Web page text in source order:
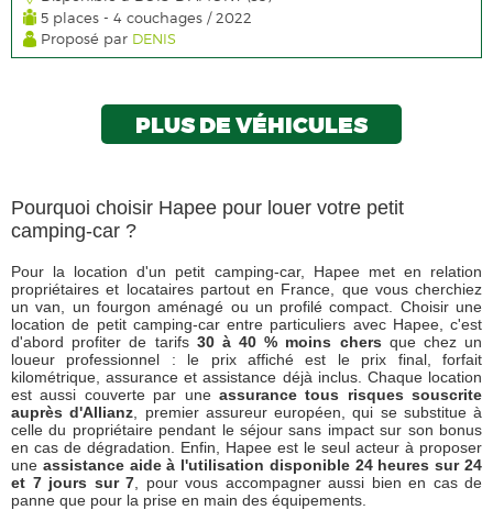
5 places - 4 couchages / 2022
Proposé par DENIS
PLUS DE VÉHICULES
Pourquoi choisir Hapee pour louer votre petit
camping-car ?
Pour la location d'un petit camping-car, Hapee met en relation
propriétaires et locataires partout en France, que vous cherchiez
un van, un fourgon aménagé ou un profilé compact. Choisir une
location de petit camping-car entre particuliers avec Hapee, c'est
d'abord profiter de tarifs 30 à 40 % moins chers que chez un
loueur professionnel : le prix affiché est le prix final, forfait
kilométrique, assurance et assistance déjà inclus. Chaque location
est aussi couverte par une assurance tous risques souscrite
auprès d'Allianz , premier assureur européen, qui se substitue à
celle du propriétaire pendant le séjour sans impact sur son bonus
en cas de dégradation. Enfin, Hapee est le seul acteur à proposer
une assistance aide à l'utilisation disponible 24 heures sur 24
et 7 jours sur 7 , pour vous accompagner aussi bien en cas de
panne que pour la prise en main des équipements.